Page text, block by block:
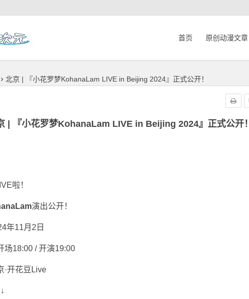
首页 原创动漫文章
北京 | 『小花罗梦KohanaLam LIVE in Beijing 2024』正式公开！
| 『小花罗梦KohanaLam LIVE in Beijing 2024』正式公开！
啦！
演出公开！
年11月2日
场18:00 / 开演19:00
·开花豆Live